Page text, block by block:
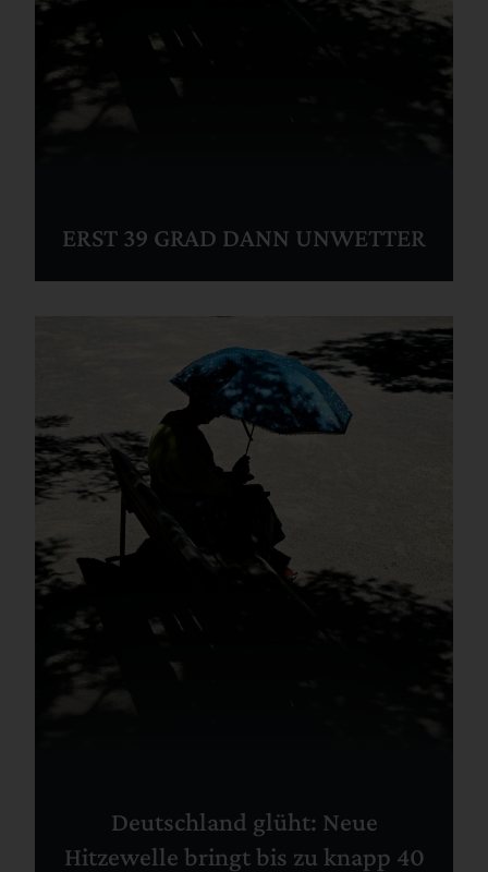
ERST 39 GRAD DANN UNWETTER
Deutschland glüht: Neue
Hitzewelle bringt bis zu knapp 40